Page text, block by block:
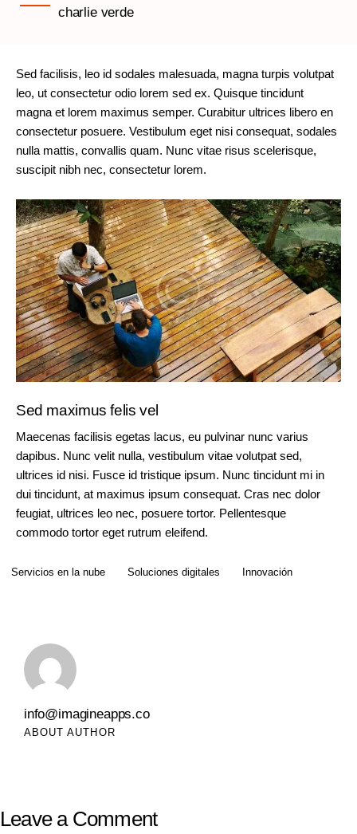
charlie verde
Sed facilisis, leo id sodales malesuada, magna turpis volutpat
leo, ut consectetur odio lorem sed ex. Quisque tincidunt
magna et lorem maximus semper. Curabitur ultrices libero en
consectetur posuere. Vestibulum eget nisi consequat, sodales
nulla mattis, convallis quam. Nunc vitae risus scelerisque,
suscipit nibh nec, consectetur lorem.
Sed maximus felis vel
Maecenas facilisis egetas lacus, eu pulvinar nunc varius
dapibus. Nunc velit nulla, vestibulum vitae volutpat sed,
ultrices id nisi. Fusce id tristique ipsum. Nunc tincidunt mi in
dui tincidunt, at maximus ipsum consequat. Cras nec dolor
feugiat, ultrices leo nec, posuere tortor. Pellentesque
commodo tortor eget rutrum eleifend.
Servicios en la nube Soluciones digitales Innovación
info@imagineapps.co
ABOUT AUTHOR
Leave a Comment